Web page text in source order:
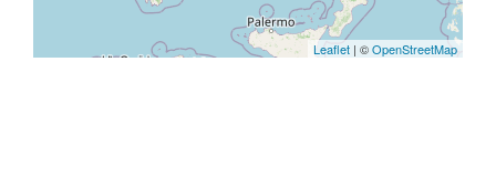
Leaflet | ©OpenStreetMap